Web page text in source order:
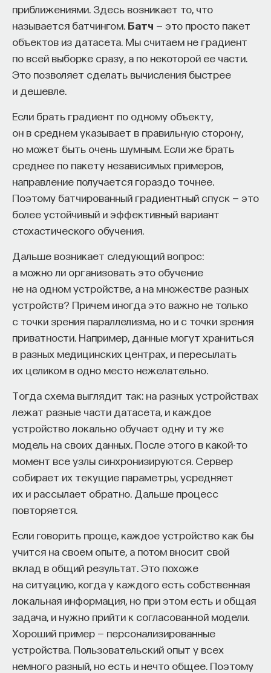
приближениями. Здесь возникает то, что
называется батчингом. Батч — это просто пакет
объектов из датасета. Мы считаем не градиент
по всей выборке сразу, а по некоторой ее части.
Это позволяет сделать вычисления быстрее
и дешевле.
Если брать градиент по одному объекту,
он в среднем указывает в правильную сторону,
но может быть очень шумным. Если же брать
среднее по пакету независимых примеров,
направление получается гораздо точнее.
Поэтому батчированный градиентный спуск — это
более устойчивый и эффективный вариант
стохастического обучения.
Дальше возникает следующий вопрос:
а можно ли организовать это обучение
не на одном устройстве, а на множестве разных
устройств? Причем иногда это важно не только
с точки зрения параллелизма, но и с точки зрения
приватности. Например, данные могут храниться
в разных медицинских центрах, и пересылать
их целиком в одно место нежелательно.
Тогда схема выглядит так: на разных устройствах
лежат разные части датасета, и каждое
устройство локально обучает одну и ту же
модель на своих данных. После этого в какой-то
момент все узлы синхронизируются. Сервер
собирает их текущие параметры, усредняет
их и рассылает обратно. Дальше процесс
повторяется.
Если говорить проще, каждое устройство как бы
учится на своем опыте, а потом вносит свой
вклад в общий результат. Это похоже
на ситуацию, когда у каждого есть собственная
локальная информация, но при этом есть и общая
задача, и нужно прийти к согласованной модели.
Хороший пример — персонализированные
устройства. Пользовательский опыт у всех
немного разный, но есть и нечто общее. Поэтому